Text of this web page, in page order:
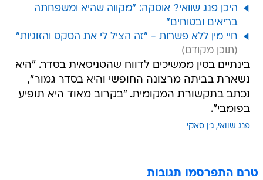
היכן פנג שוואי? אוסקה: "מקווה שהיא ומשפחתה
בריאים ובטוחים"
חיי מין ללא פשרות - "זה הציל לי את הסקס והזוגיות"
בינתיים בסין ממשיכים לדווח שהטניסאית בסדר. "היא
נשארת בביתה מרצונה החופשי והיא בסדר גמור",
נכתב בתקשורת המקומית. "בקרוב מאוד היא תופיע
בפומבי".
פנג שוואי ג'ן סאקי
טרם התפרסמו תגובות